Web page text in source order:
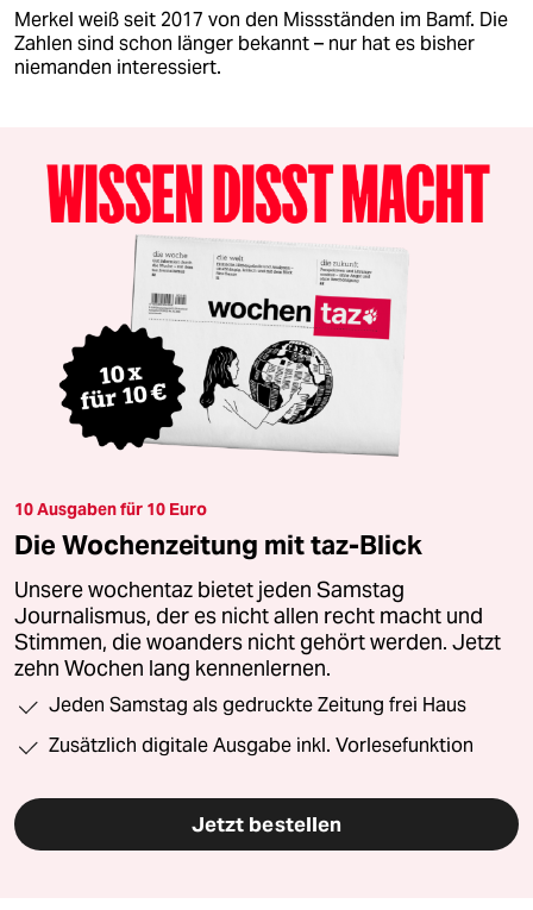
Merkel weiß seit 2017 von den Missständen im Bamf. Die
Zahlen sind schon länger bekannt – nur hat es bisher
niemanden interessiert.
10 Ausgaben für 10 Euro
Die Wochenzeitung mit taz-Blick
Unsere wochentaz bietet jeden Samstag
Journalismus, der es nicht allen recht macht und
Stimmen, die woanders nicht gehört werden. Jetzt
zehn Wochen lang kennenlernen.
Jeden Samstag als gedruckte Zeitung frei Haus
Zusätzlich digitale Ausgabe inkl. Vorlesefunktion
Jetzt bestellen